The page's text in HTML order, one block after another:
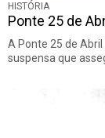
HISTÓRIA
Ponte 25 de
A Ponte 25 de
suspensa que